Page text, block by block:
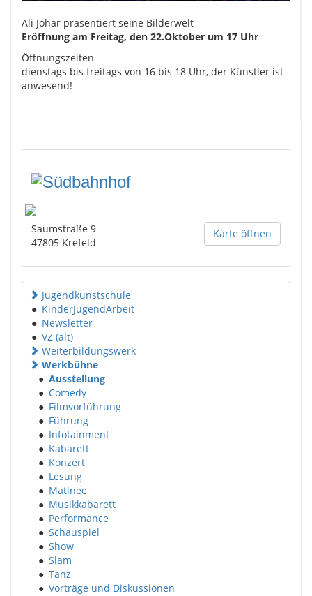
Ali Johar präsentiert seine Bilderwelt
Eröffnung am Freitag, den 22.Oktober um 17 Uhr
Öffnungszeiten
dienstags bis freitags von 16 bis 18 Uhr, der Künstler ist
anwesend!
Karte öffnen
Saumstraße 9
47805 Krefeld
Jugendkunstschule
● KinderJugendArbeit
● Newsletter
● VZ (alt)
Weiterbildungswerk
Werkbühne
● Ausstellung
● Comedy
● Filmvorführung
● Führung
● Infotainment
● Kabarett
● Konzert
● Lesung
● Matinee
● Musikkabarett
● Performance
● Schauspiel
● Show
● Slam
● Tanz
● Vorträge und Diskussionen